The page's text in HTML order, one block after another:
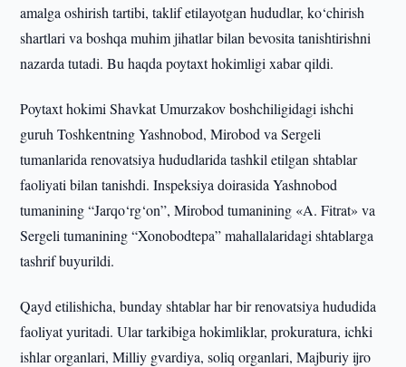
amalga oshirish tartibi, taklif etilayotgan hududlar, ko‘chirish
shartlari va boshqa muhim jihatlar bilan bevosita tanishtirishni
nazarda tutadi. Bu haqda poytaxt hokimligi xabar qildi.
Poytaxt hokimi Shavkat Umurzakov boshchiligidagi ishchi
guruh Toshkentning Yashnobod, Mirobod va Sergeli
tumanlarida renovatsiya hududlarida tashkil etilgan shtablar
faoliyati bilan tanishdi. Inspeksiya doirasida Yashnobod
tumanining “Jarqo‘rg‘on”, Mirobod tumanining «A. Fitrat» va
Sergeli tumanining “Xonobodtepa” mahallalaridagi shtablarga
tashrif buyurildi.
Qayd etilishicha, bunday shtablar har bir renovatsiya hududida
faoliyat yuritadi. Ular tarkibiga hokimliklar, prokuratura, ichki
ishlar organlari, Milliy gvardiya, soliq organlari, Majburiy ijro